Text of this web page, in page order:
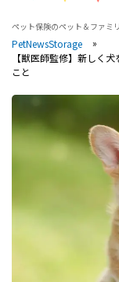
ペット保険のペット＆ファミ
PetNewsStorage
【獣医師監修】新しく
こと